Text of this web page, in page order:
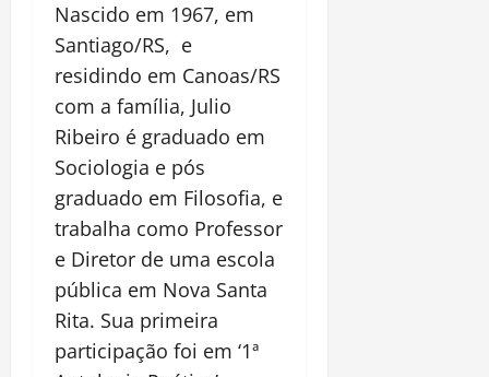
Nascido em 1967, em
Santiago/RS, e
residindo em Canoas/RS
com a família, Julio
Ribeiro é graduado em
Sociologia e pós
graduado em Filosofia, e
trabalha como Professor
e Diretor de uma escola
pública em Nova Santa
Rita. Sua primeira
participação foi em ‘1ª